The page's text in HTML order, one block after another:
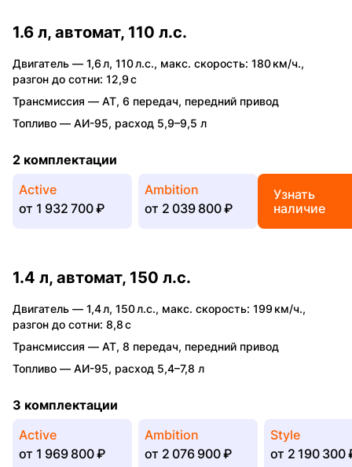
1.6 л, автомат, 110 л.с.
Двигатель — 1,6 л, 110 л.с., макс. скорость: 180 км/ч.,
разгон до сотни: 12,9 с
Трансмиссия — AT, 6 передач, передний привод
Топливо — АИ-95, расход 5,9–9,5 л
2 комплектации
Active
от 1 932 700 ₽
Ambition
от 2 039 800 ₽
Узнать
наличие
1.4 л, автомат, 150 л.с.
Двигатель — 1,4 л, 150 л.с., макс. скорость: 199 км/ч.,
разгон до сотни: 8,8 с
Трансмиссия — AT, 8 передач, передний привод
Топливо — АИ-95, расход 5,4–7,8 л
3 комплектации
Active
от 1 969 800 ₽
Ambition
от 2 076 900 ₽
Style
от 2 190 300